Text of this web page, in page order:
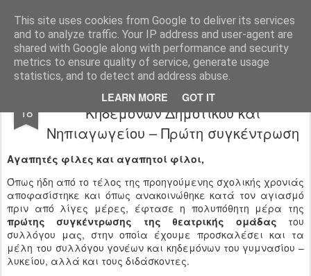
This site uses cookies from Google to deliver its services
and to analyze traffic. Your IP address and user-agent are
shared with Google along with performance and security
metrics to ensure quality of service, generate usage
statistics, and to detect and address abuse.
LEARN MORE GOT IT
Ιδιωτικό Δημοτικό Σχολείο "Ι.Μ.ΔΕΛΑΣΑΛ"
18
Θεατρική ομάδα Συλ. Γονέων κ’
Κηδεμόνων Δημοτικού και
Νηπιαγωγείου – Πρώτη συγκέντρωση
Αγαπητές φίλες και αγαπητοί φίλοι,
Όπως ήδη από το τέλος της προηγούμενης σχολικής χρονιάς
αποφασίστηκε και όπως ανακοινώθηκε κατά τον αγιασμό
πριν από λίγες μέρες, έφτασε η πολυπόθητη μέρα της
πρώτης συγκέντρωσης της θεατρικής ομάδας του
συλλόγου μας, στην οποία έχουμε προσκαλέσει και τα
μέλη του συλλόγου γονέων και κηδεμόνων του γυμνασίου –
λυκείου, αλλά και τους διδάσκοντες.